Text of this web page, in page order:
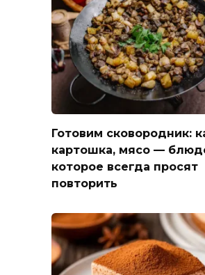
Готовим сковородник:
картошка, мясо —
которое всегда просят
повторить